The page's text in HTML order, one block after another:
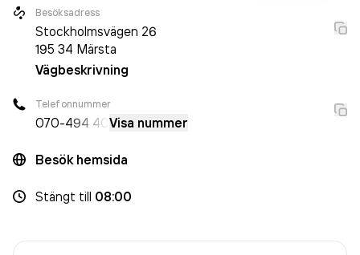
Besöksadress
Stockholmsvägen 26
195 34 Märsta
Vägbeskrivning
Telefonnummer
070-494 40 Visa nummer
Besök hemsida
Stängt till 08:00